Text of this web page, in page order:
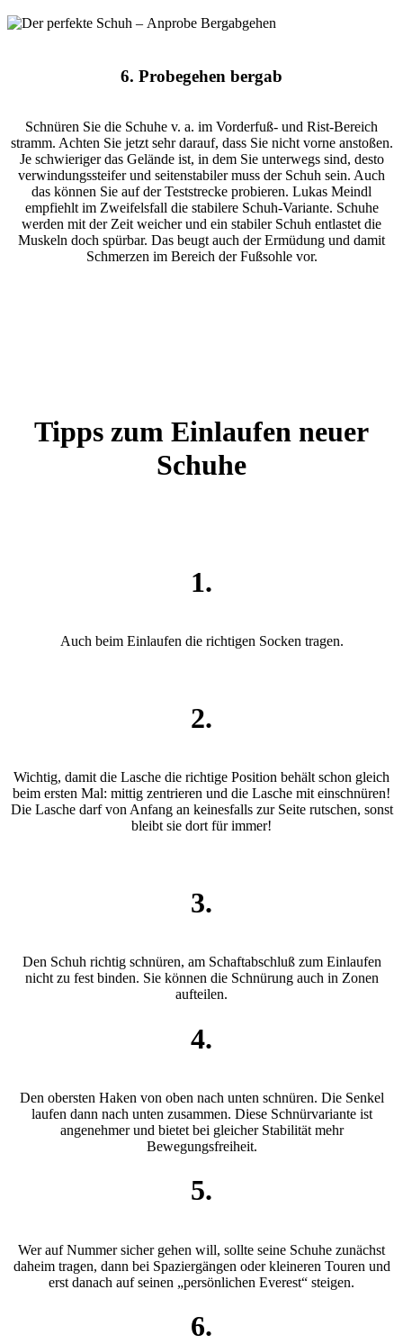
6. Probegehen bergab
Schnüren Sie die Schuhe v. a. im Vorderfuß- und Rist-Bereich
stramm. Achten Sie jetzt sehr darauf, dass Sie nicht vorne anstoßen.
Je schwieriger das Gelände ist, in dem Sie unterwegs sind, desto
verwindungssteifer und seitenstabiler muss der Schuh sein. Auch
das können Sie auf der Teststrecke probieren. Lukas Meindl
empfiehlt im Zweifelsfall die stabilere Schuh-Variante. Schuhe
werden mit der Zeit weicher und ein stabiler Schuh entlastet die
Muskeln doch spürbar. Das beugt auch der Ermüdung und damit
Schmerzen im Bereich der Fußsohle vor.
Tipps zum Einlaufen neuer
Schuhe
1.
Auch beim Einlaufen die richtigen Socken tragen.
2.
Wichtig, damit die Lasche die richtige Position behält schon gleich
beim ersten Mal: mittig zentrieren und die Lasche mit einschnüren!
Die Lasche darf von Anfang an keinesfalls zur Seite rutschen, sonst
bleibt sie dort für immer!
3.
Den Schuh richtig schnüren, am Schaftabschluß zum Einlaufen
nicht zu fest binden. Sie können die Schnürung auch in Zonen
aufteilen.
4.
Den obersten Haken von oben nach unten schnüren. Die Senkel
laufen dann nach unten zusammen. Diese Schnürvariante ist
angenehmer und bietet bei gleicher Stabilität mehr
Bewegungsfreiheit.
5.
Wer auf Nummer sicher gehen will, sollte seine Schuhe zunächst
daheim tragen, dann bei Spaziergängen oder kleineren Touren und
erst danach auf seinen „persönlichen Everest“ steigen.
6.